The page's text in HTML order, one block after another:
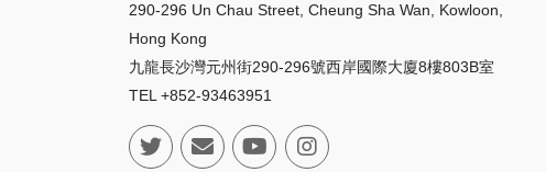
290-296 Un Chau Street, Cheung Sha Wan, Kowloon,
Hong Kong
九龍長沙灣元州街290-296號西岸國際大廈8樓803B室
TEL +852-93463951